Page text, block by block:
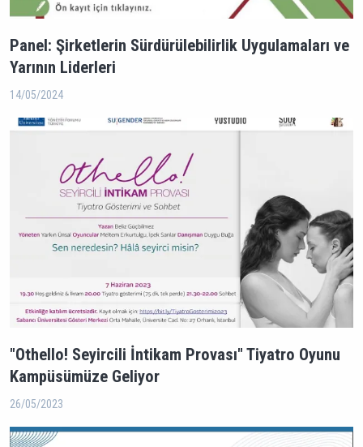
Panel: Şirketlerin Sürdürülebilirlik Uygulamaları ve
Yarının Liderleri
14/05/2024
"Othello! Seyircili İntikam Provası" Tiyatro Oyunu
Kampüsümüze Geliyor
26/05/2023